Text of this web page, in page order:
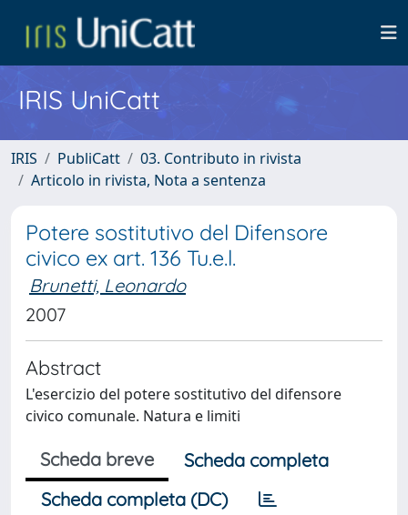
IRIS UniCatt
IRIS PubliCatt
03. Contributo in rivista
Articolo in rivista, Nota a sentenza
Potere sostitutivo del Difensore
civico ex art. 136 Tu.e.l.
Brunetti, Leonardo
2007
Abstract
L'esercizio del potere sostitutivo del difensore
civico comunale. Natura e limiti
Scheda breve
Scheda completa
Scheda completa (DC)